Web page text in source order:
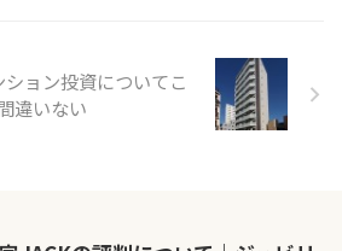
ョン投資についてこ
違いない